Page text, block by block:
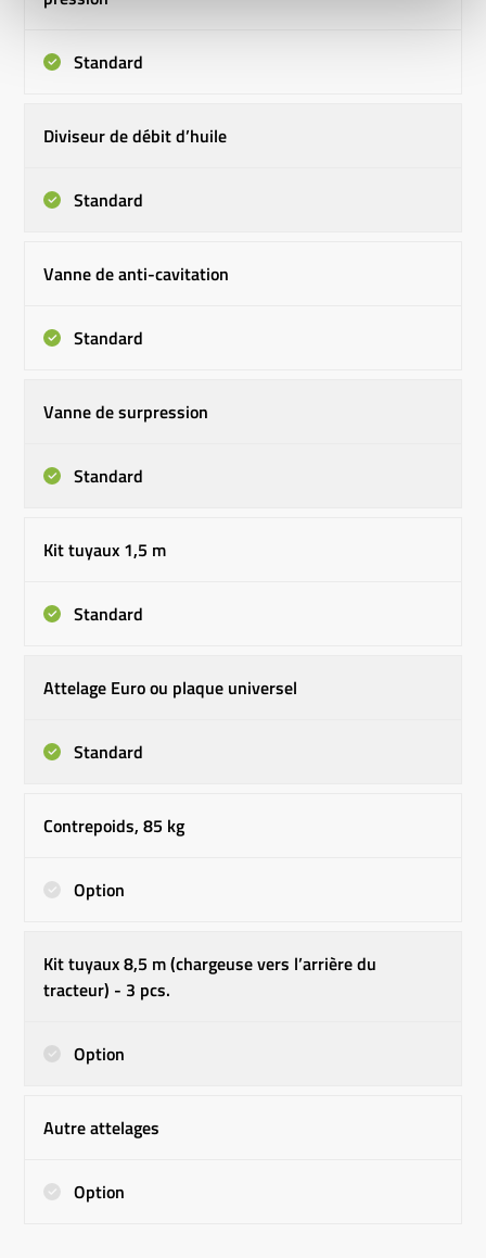
Standard
Diviseur de débit d’huile
Standard
Vanne de anti-cavitation
Standard
Vanne de surpression
Standard
Kit tuyaux 1,5 m
Standard
Attelage Euro ou plaque universel
Standard
Contrepoids, 85 kg
Option
Kit tuyaux 8,5 m (chargeuse vers l’arrière du
tracteur) - 3 pcs.
Option
Autre attelages
Option